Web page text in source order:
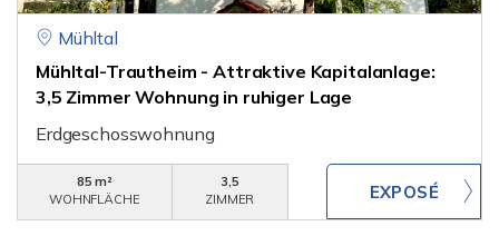
Mühltal
Mühltal-Trautheim - Attraktive Kapitalanlage:
3,5 Zimmer Wohnung in ruhiger Lage
Erdgeschosswohnung
85 m²
WOHNFLÄCHE
3,5
ZIMMER